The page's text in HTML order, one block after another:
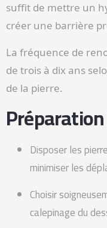
suffit de mettre un
créer une barrière
La fréquence de
de trois à dix ans
de la pierre.
Disposer les
minimiser les
Choisir
calepinage du